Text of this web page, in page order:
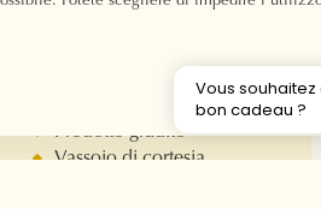
Prodotto gradito
Vassoio di cortesia